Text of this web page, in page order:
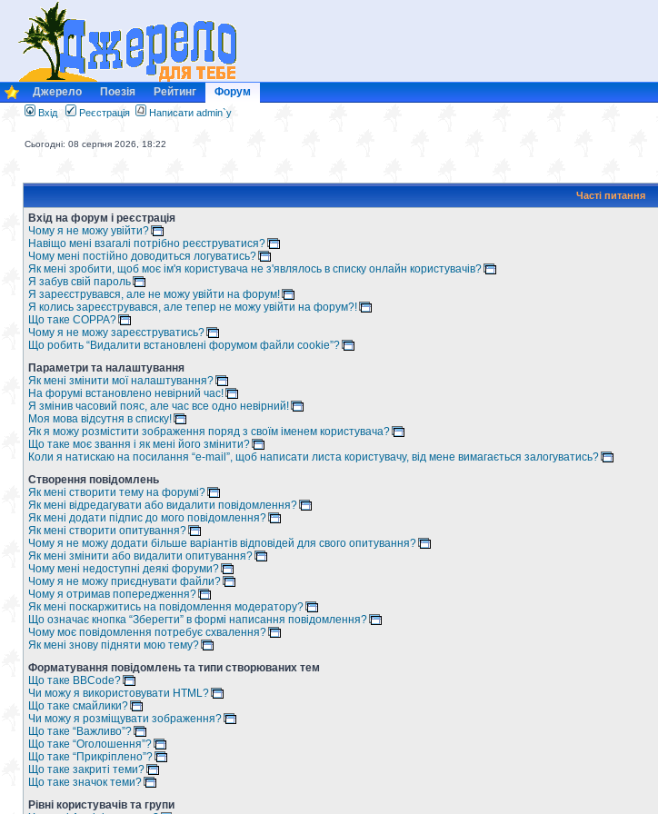
Джерело Поезія Рейтинг Форум
Вхід Реєстрація Написати admin`у
Сьогодні: 08 серпня 2026, 18:22
Часті питання
Вхід на форум і реєстрація
Чому я не можу увійти?
Навіщо мені взагалі потрібно реєструватися?
Чому мені постійно доводиться логуватись?
Як мені зробити, щоб моє ім'я користувача не з'являлось в списку онлайн користувачів?
Я забув свій пароль
Я зареєструвався, але не можу увійти на форум!
Я колись зареєструвався, але тепер не можу увійти на форум?!
Що таке COPPA?
Чому я не можу зареєструватись?
Що робить “Видалити встановлені форумом файли cookie”?
Параметри та налаштування
Як мені змінити мої налаштування?
На форумі встановлено невірний час!
Я змінив часовий пояс, але час все одно невірний!
Моя мова відсутня в списку!
Як я можу розмістити зображення поряд з своїм іменем користувача?
Що таке моє звання і як мені його змінити?
Коли я натискаю на посилання “e-mail”, щоб написати листа користувачу, від мене вимагається залогуватись?
Створення повідомлень
Як мені створити тему на форумі?
Як мені відредагувати або видалити повідомлення?
Як мені додати підпис до мого повідомлення?
Як мені створити опитування?
Чому я не можу додати більше варіантів відповідей для свого опитування?
Як мені змінити або видалити опитування?
Чому мені недоступні деякі форуми?
Чому я не можу приєднувати файли?
Чому я отримав попередження?
Як мені поскаржитись на повідомлення модератору?
Що означає кнопка “Зберегти” в формі написання повідомлення?
Чому моє повідомлення потребує схвалення?
Як мені знову підняти мою тему?
Форматування повідомлень та типи створюваних тем
Що таке BBCode?
Чи можу я використовувати HTML?
Що таке смайлики?
Чи можу я розміщувати зображення?
Що таке “Важливо”?
Що таке “Оголошення”?
Що таке “Прикріплено”?
Що таке закриті теми?
Що таке значок теми?
Рівні користувачів та групи